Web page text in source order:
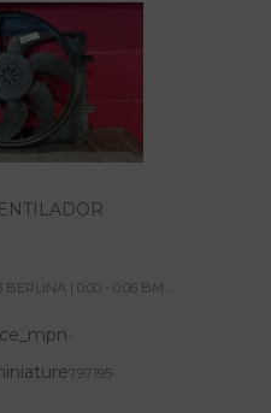
| 0.00 - 0.06 BM...
-
797195